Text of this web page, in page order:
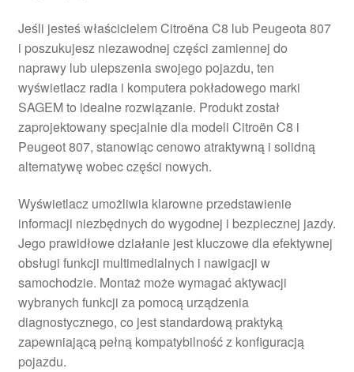
Jeśli jesteś właścicielem Citroëna C8 lub Peugeota 807
i poszukujesz niezawodnej części zamiennej do
naprawy lub ulepszenia swojego pojazdu, ten
wyświetlacz radia i komputera pokładowego marki
SAGEM to idealne rozwiązanie. Produkt został
zaprojektowany specjalnie dla modeli Citroën C8 i
Peugeot 807, stanowiąc cenowo atraktywną i solidną
alternatywę wobec części nowych.
Wyświetlacz umożliwia klarowne przedstawienie
informacji niezbędnych do wygodnej i bezpiecznej jazdy.
Jego prawidłowe działanie jest kluczowe dla efektywnej
obsługi funkcji multimedialnych i nawigacji w
samochodzie. Montaż może wymagać aktywacji
wybranych funkcji za pomocą urządzenia
diagnostycznego, co jest standardową praktyką
zapewniającą pełną kompatybilność z konfiguracją
pojazdu.